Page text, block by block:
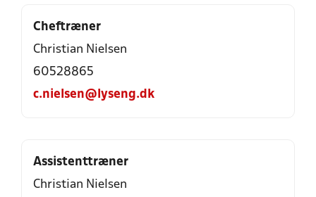
Cheftræner
Christian Nielsen
60528865
c.nielsen@lyseng.dk
Assistenttræner
Christian Nielsen